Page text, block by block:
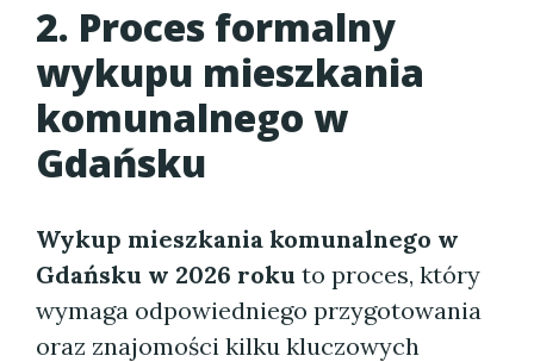
2. Proces formalny
wykupu mieszkania
komunalnego w
Gdańsku
Wykup mieszkania komunalnego w
Gdańsku w 2026 roku to proces, który
wymaga odpowiedniego przygotowania
oraz znajomości kilku kluczowych